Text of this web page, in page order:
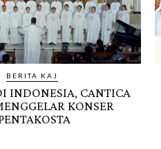
BERITA KAJ
INDONESIA, CANTICA
KONSER